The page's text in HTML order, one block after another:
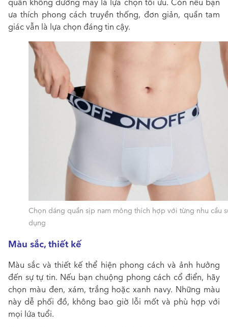
ưa thích phong cách truyền thống, đơn giản, quần tam
giác vẫn là lựa chọn đáng tin cậy.
Chọn dáng quần sịp nam mỏng thích hợp với từng nhu cầu
dụng
Màu sắc, thiết kế
Màu sắc và thiết kế thể hiện phong cách và ảnh hưởng
đến sự tự tin. Nếu bạn chuộng phong cách cổ điển, hãy
chọn màu đen, xám, trắng hoặc xanh navy. Những màu
này dễ phối đồ, không bao giờ lỗi mốt và phù hợp với
mọi lứa tuổi.